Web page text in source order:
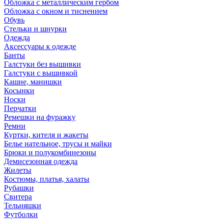
Обложка с металлическим гербом
Обложка с окном и тиснением
Обувь
Стельки и шнурки
Одежда
Аксессуары к одежде
Банты
Галстуки без вышивки
Галстуки с вышивкой
Кашне, манишки
Косынки
Носки
Перчатки
Ремешки на фуражку
Ремни
Куртки, кителя и жакеты
Белье нательное, трусы и майки
Брюки и полукомбинезоны
Демисезонная одежда
Жилеты
Костюмы, платья, халаты
Рубашки
Свитера
Тельняшки
Футболки